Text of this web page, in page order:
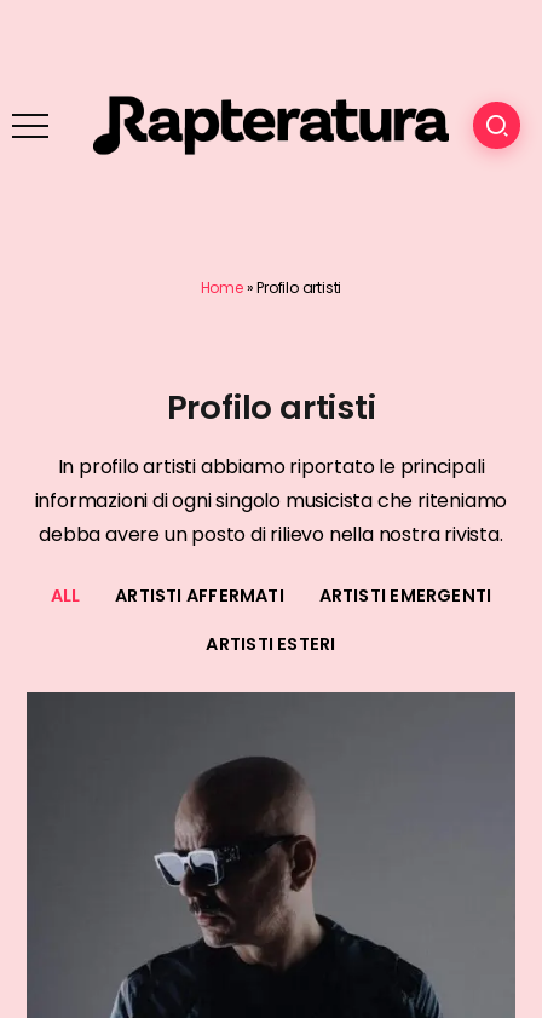
Home»Profilo artisti
Profilo artisti
In profilo artisti abbiamo riportato le principali
informazioni di ogni singolo musicista che riteniamo
debba avere un posto di rilievo nella nostra rivista.
ALL ARTISTI AFFERMATI ARTISTI EMERGENTI
ARTISTI ESTERI